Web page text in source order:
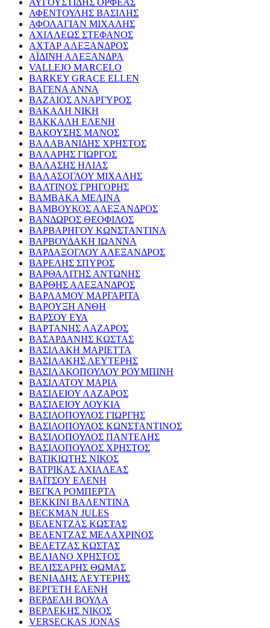
ΑΥΓΟΥΣΤΙΔΗΣ ΟΡΦΕΑΣ
ΑΦΕΝΤΟΥΛΗΣ ΒΑΣΙΛΗΣ
ΑΦΟΛΑΓΙΑΝ ΜΙΧΑΛΗΣ
ΑΧΙΛΛΕΩΣ ΣΤΕΦΑΝΟΣ
ΑΧΤΑΡ ΑΛΕΞΑΝΔΡΟΣ
ΑΪΔΙΝΗ ΑΛΕΞΑΝΔΡΑ
VALLEJO MARCELO
BARKEY GRACE ELLEN
ΒΑΓΕΝΑ ΑΝΝΑ
ΒΑΖΑΙΟΣ ΑΝΑΡΓΥΡΟΣ
ΒΑΚΑΛΗ ΝΙΚΗ
ΒΑΚΚΑΛΗ ΕΛΕΝΗ
ΒΑΚΟΥΣΗΣ ΜΑΝΟΣ
ΒΑΛΑΒΑΝΙΔΗΣ ΧΡΗΣΤΟΣ
ΒΑΛΑΡΗΣ ΓΙΩΡΓΟΣ
ΒΑΛΑΣΗΣ ΗΛΙΑΣ
ΒΑΛΑΣΟΓΛΟΥ ΜΙΧΑΛΗΣ
ΒΑΛΤΙΝΟΣ ΓΡΗΓΟΡΗΣ
ΒΑΜΒΑΚΑ ΜΕΛΙΝΑ
ΒΑΜΒΟΥΚΟΣ ΑΛΕΞΑΝΔΡΟΣ
ΒΑΝΔΩΡΟΣ ΘΕΟΦΙΛΟΣ
ΒΑΡΒΑΡΗΓΟΥ ΚΩΝΣΤΑΝΤΙΝΑ
ΒΑΡΒΟΥΔΑΚΗ ΙΩΑΝΝΑ
ΒΑΡΔΑΞΟΓΛΟΥ ΑΛΕΞΑΝΔΡΟΣ
ΒΑΡΕΛΗΣ ΣΠΥΡΟΣ
ΒΑΡΘΑΛΙΤΗΣ ΑΝΤΩΝΗΣ
ΒΑΡΘΗΣ ΑΛΕΞΑΝΔΡΟΣ
ΒΑΡΛΑΜΟΥ ΜΑΡΓΑΡΙΤΑ
ΒΑΡΟΥΞΗ ΑΝΘΗ
ΒΑΡΣΟΥ ΕΥΑ
ΒΑΡΤΑΝΗΣ ΛΑΖΑΡΟΣ
ΒΑΣΑΡΔΑΝΗΣ ΚΩΣΤΑΣ
ΒΑΣΙΛΑΚΗ ΜΑΡΙΕΤΤΑ
ΒΑΣΙΛΑΚΗΣ ΛΕΥΤΕΡΗΣ
ΒΑΣΙΛΑΚΟΠΟΥΛΟΥ ΡΟΥΜΠΙΝΗ
ΒΑΣΙΛΑΤΟΥ ΜΑΡΙΑ
ΒΑΣΙΛΕΙΟΥ ΛΑΖΑΡΟΣ
ΒΑΣΙΛΕΙΟΥ ΛΟΥΚΙΑ
ΒΑΣΙΛΟΠΟΥΛΟΣ ΓΙΩΡΓΗΣ
ΒΑΣΙΛΟΠΟΥΛΟΣ ΚΩΝΣΤΑΝΤΙΝΟΣ
ΒΑΣΙΛΟΠΟΥΛΟΣ ΠΑΝΤΕΛΗΣ
ΒΑΣΙΛΟΠΟΥΛΟΣ ΧΡΗΣΤΟΣ
ΒΑΤΙΚΙΩΤΗΣ ΝΙΚΟΣ
ΒΑΤΡΙΚΑΣ ΑΧΙΛΛΕΑΣ
ΒΑΪΤΣΟΥ ΕΛΕΝΗ
ΒΕΓΚΑ ΡΟΜΠΕΡΤΑ
ΒΕΚΚΙΝΙ ΒΑΛΕΝΤΙΝΑ
BECKMAN JULES
ΒΕΛΕΝΤΖΑΣ ΚΩΣΤΑΣ
ΒΕΛΕΝΤΖΑΣ ΜΕΛΑΧΡΙΝΟΣ
ΒΕΛΕΤΖΑΣ ΚΩΣΤΑΣ
ΒΕΛΙΑΝΟ ΧΡΗΣΤΟΣ
ΒΕΛΙΣΣΑΡΗΣ ΘΩΜΑΣ
ΒΕΝΙΑΔΗΣ ΛΕΥΤΕΡΗΣ
ΒΕΡΓΕΤΗ ΕΛΕΝΗ
ΒΕΡΔΕΛΗ ΒΟΥΛΑ
ΒΕΡΛΕΚΗΣ ΝΙΚΟΣ
VERSECKAS JONAS